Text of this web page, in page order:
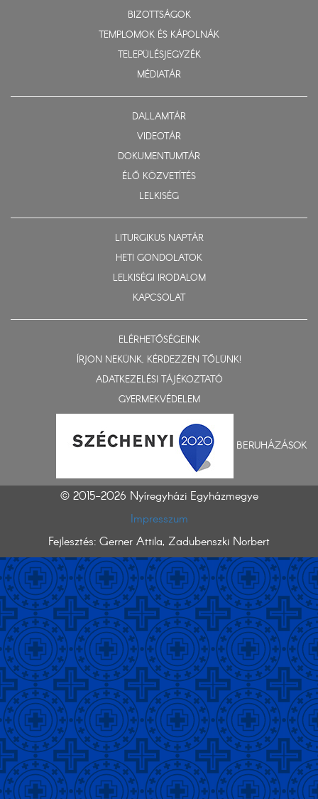
BIZOTTSÁGOK
TEMPLOMOK ÉS KÁPOLNÁK
TELEPÜLÉSJEGYZÉK
MÉDIATÁR
DALLAMTÁR
VIDEOTÁR
DOKUMENTUMTÁR
ÉLŐ KÖZVETÍTÉS
LELKISÉG
LITURGIKUS NAPTÁR
HETI GONDOLATOK
LELKISÉGI IRODALOM
KAPCSOLAT
ELÉRHETŐSÉGEINK
ÍRJON NEKÜNK, KÉRDEZZEN TŐLÜNK!
ADATKEZELÉSI TÁJÉKOZTATÓ
GYERMEKVÉDELEM
BERUHÁZÁSOK
© 2015-2026 Nyíregyházi Egyházmegye
Impresszum
Fejlesztés: Gerner Attila, Zadubenszki Norbert